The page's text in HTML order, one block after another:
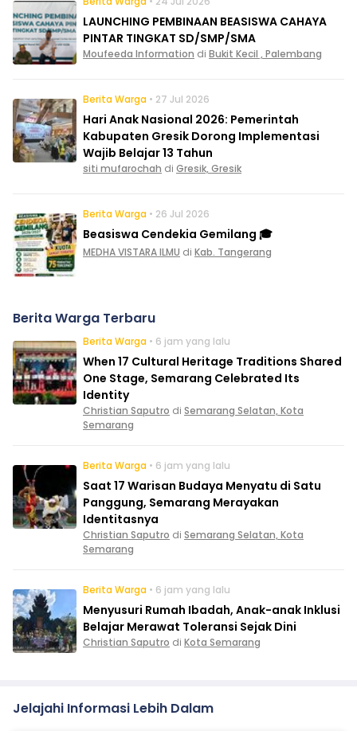
LAUNCHING PEMBINAAN BEASISWA CAHAYA
PINTAR TINGKAT SD/SMP/SMA
Moufeeda Information di Bukit Kecil , Palembang
Berita Warga • 27 Jul 2026
Hari Anak Nasional 2026: Pemerintah
Kabupaten Gresik Dorong Implementasi
Wajib Belajar 13 Tahun
siti mufarochah di Gresik, Gresik
Berita Warga • 26 Jul 2026
Beasiswa Cendekia Gemilang 🎓
MEDHA VISTARA ILMU di Kab. Tangerang
Berita Warga Terbaru
Berita Warga • 6 jam yang lalu
When 17 Cultural Heritage Traditions Shared
One Stage, Semarang Celebrated Its
Identity
Christian Saputro di Semarang Selatan, Kota
Semarang
Berita Warga • 6 jam yang lalu
Saat 17 Warisan Budaya Menyatu di Satu
Panggung, Semarang Merayakan
Identitasnya
Christian Saputro di Semarang Selatan, Kota
Semarang
Berita Warga • 6 jam yang lalu
Menyusuri Rumah Ibadah, Anak-anak Inklusi
Belajar Merawat Toleransi Sejak Dini
Christian Saputro di Kota Semarang
Jelajahi Informasi Lebih Dalam